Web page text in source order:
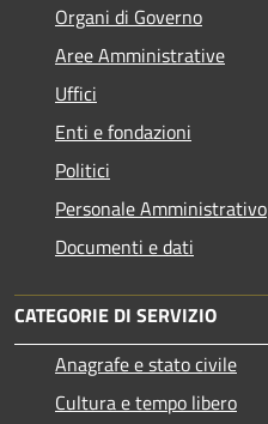
Organi di Governo
Aree Amministrative
Uffici
Enti e fondazioni
Politici
Personale Amministrativo
Documenti e dati
CATEGORIE DI SERVIZIO
Anagrafe e stato civile
Cultura e tempo libero